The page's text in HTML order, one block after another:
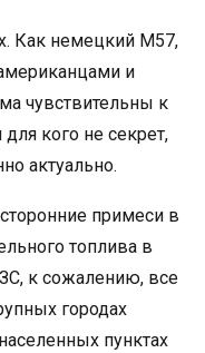
Как немецкий M57,
и
чувствительны к
кого не секрет,
актуально.
примеси в
топлива в
к сожалению, все
городах
пунктах